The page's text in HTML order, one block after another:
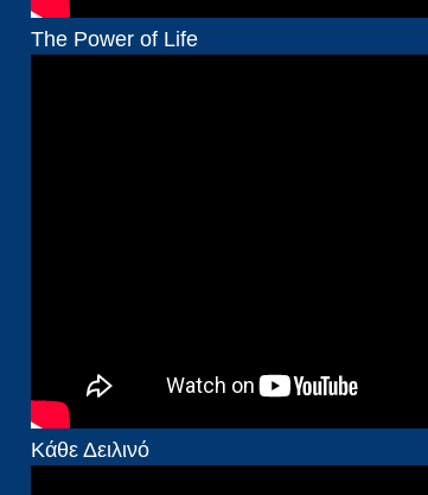
The Power of Life
Κάθε Δειλινό